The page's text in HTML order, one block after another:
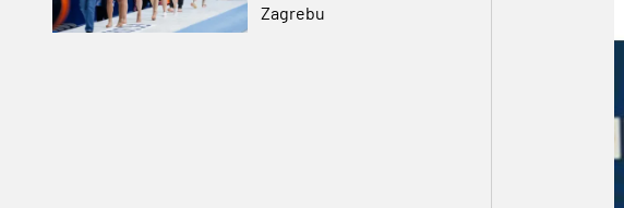
Zagrebu